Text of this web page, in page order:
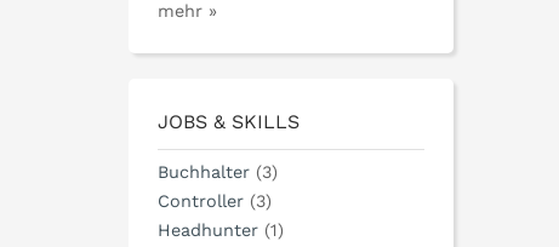
mehr »
JOBS & SKILLS
Buchhalter (3)
Controller (3)
Headhunter (1)